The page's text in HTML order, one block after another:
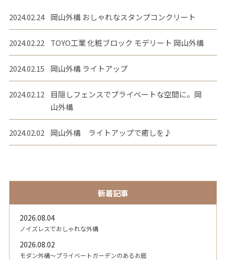
2024.02.24 岡山外構 おしゃれなスタンプコンクリート
2024.02.22 TOYO工業 化粧ブロック モデリート 岡山外構
2024.02.15 岡山外構 ライトアップ
2024.02.12
目隠しフェンスでプライベートな空間に。岡
山外構
2024.02.02 岡山外構 ライトアップで癒しを♪
新着記事
2026.08.04
ノイズレスでおしゃれな外構
2026.08.02
モダン外構～プライベートガーデンのあるお庭